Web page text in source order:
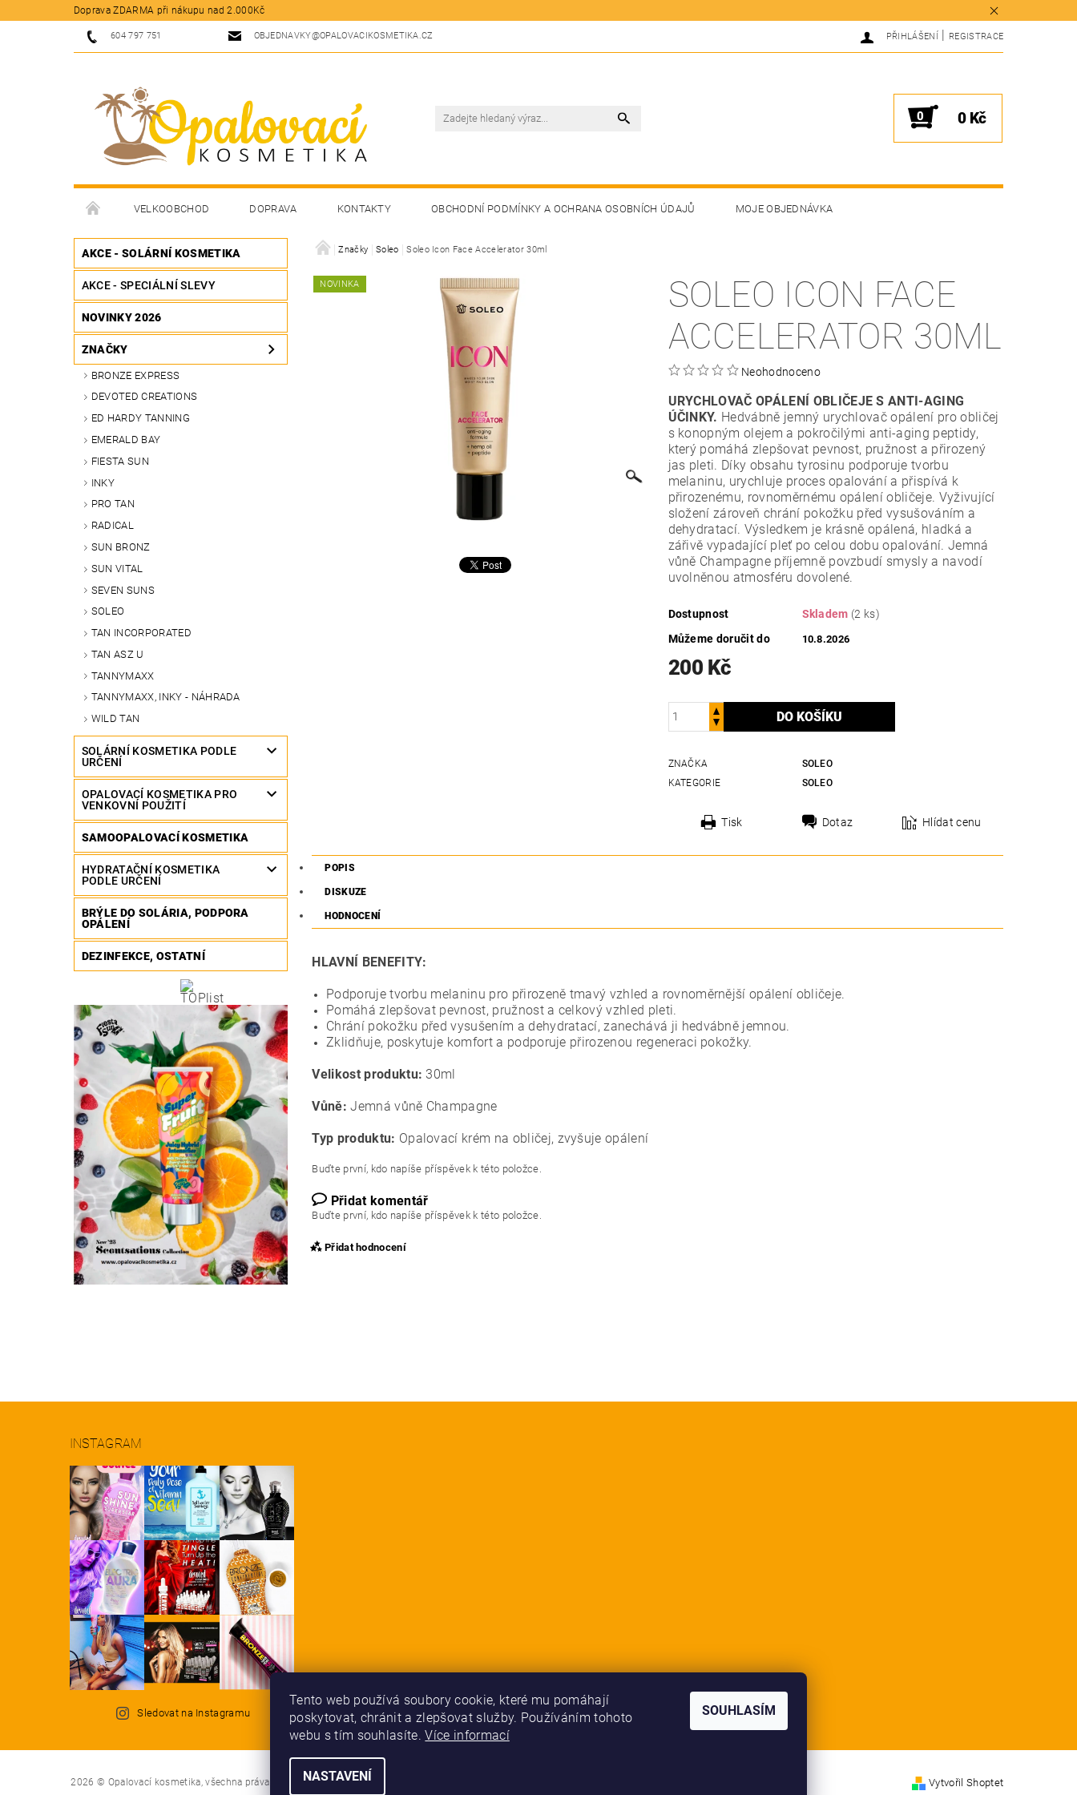
Doprava ZDARMA při nákupu nad 2.000Kč
604 797 751 OBJEDNAVKY@OPALOVACIKOSMETIKA.CZ PŘIHLÁŠENÍ REGISTRACE
0 0 Kč
VELKOOBCHOD DOPRAVA KONTAKTY OBCHODNÍ PODMÍNKY A OCHRANA OSOBNÍCH ÚDAJŮ MOJE OBJEDNÁVKA
AKCE - SOLÁRNÍ KOSMETIKA
AKCE - SPECIÁLNÍ SLEVY
NOVINKY 2026
ZNAČKY
BRONZE EXPRESS
DEVOTED CREATIONS
ED HARDY TANNING
EMERALD BAY
FIESTA SUN
INKY
PRO TAN
RADICAL
SUN BRONZ
SUN VITAL
SEVEN SUNS
SOLEO
TAN INCORPORATED
TAN ASZ U
TANNYMAXX
TANNYMAXX, INKY - NÁHRADA
WILD TAN
SOLÁRNÍ KOSMETIKA PODLE
URČENÍ
OPALOVACÍ KOSMETIKA PRO
VENKOVNÍ POUŽITÍ
SAMOOPALOVACÍ KOSMETIKA
HYDRATAČNÍ KOSMETIKA
PODLE URČENÍ
BRÝLE DO SOLÁRIA, PODPORA
OPÁLENÍ
DEZINFEKCE, OSTATNÍ
Značky Soleo Soleo Icon Face Accelerator 30ml
NOVINKA
SOLEO ICON FACE
ACCELERATOR 30ML
Neohodnoceno
URYCHLOVAČ OPÁLENÍ OBLIČEJE S ANTI-AGING
ÚČINKY. Hedvábně jemný urychlovač opálení pro obličej
s konopným olejem a pokročilými anti-aging peptidy,
který pomáhá zlepšovat pevnost, pružnost a přirozený
jas pleti. Díky obsahu tyrosinu podporuje tvorbu
melaninu, urychluje proces opalování a přispívá k
přirozenému, rovnoměrnému opálení obličeje. Vyživující
složení zároveň chrání pokožku před vysušováním a
dehydratací. Výsledkem je krásně opálená, hladká a
zářivě vypadající pleť po celou dobu opalování. Jemná
vůně Champagne příjemně povzbudí smysly a navodí
uvolněnou atmosféru dovolené.
Dostupnost Skladem (2 ks)
Můžeme doručit do
10.8.2026
200 Kč
ZNAČKA
SOLEO
KATEGORIE
SOLEO
Tisk Dotaz Hlídat cenu
POPIS
DISKUZE
HODNOCENÍ
HLAVNÍ BENEFITY:
Podporuje tvorbu melaninu pro přirozeně tmavý vzhled a rovnoměrnější opálení obličeje.
Pomáhá zlepšovat pevnost, pružnost a celkový vzhled pleti.
Chrání pokožku před vysušením a dehydratací, zanechává ji hedvábně jemnou.
Zklidňuje, poskytuje komfort a podporuje přirozenou regeneraci pokožky.
Velikost produktu: 30ml
Vůně:Jemná vůně Champagne
Typ produktu: Opalovací krém na obličej, zvyšuje opálení
Buďte první, kdo napíše příspěvek k této položce.
Přidat komentář
Buďte první, kdo napíše příspěvek k této položce.
Přidat hodnocení
INSTAGRAM
Sledovat na Instagramu
2026 © Opalovací kosmetika, všechna práva vyhrazena Vytvořil Shoptet
Tento web používá soubory cookie, které mu pomáhají
poskytovat, chránit a zlepšovat služby. Používáním tohoto
webu s tím souhlasíte.Více informací
NASTAVENÍ
SOUHLASÍM